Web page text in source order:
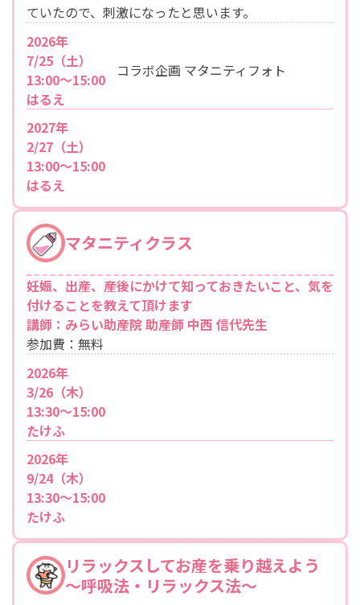
ていたので、刺激になったと思います。
2026年
7/25（土）
13:00〜15:00
はるえ
コラボ企画 マタニティフォト
2027年
2/27（土）
13:00〜15:00
はるえ
マタニティクラス
妊娠、出産、産後にかけて知っておきたいこと、気を
付けることを教えて頂けます
講師：みらい助産院 助産師 中西 信代先生
参加費：無料
2026年
3/26（木）
13:30～15:00
たけふ
2026年
9/24（木）
13:30～15:00
たけふ
リラックスしてお産を乗り越えよう
〜呼吸法・リラックス法〜